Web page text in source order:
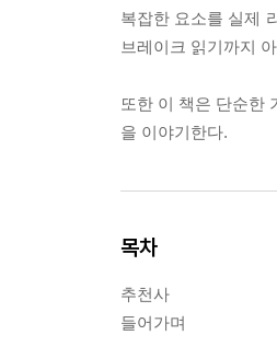
복잡한 요소를 실제
브레이크 읽기까지
또한 이 책은 단순한
을 이야기한다.
목차
추천사
들어가며